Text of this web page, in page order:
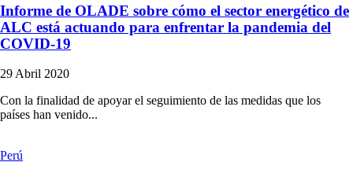
Informe de OLADE sobre cómo el sector energético de
ALC está actuando para enfrentar la pandemia del
COVID-19
29 Abril 2020
Con la finalidad de apoyar el seguimiento de las medidas que los
países han venido...
Perú